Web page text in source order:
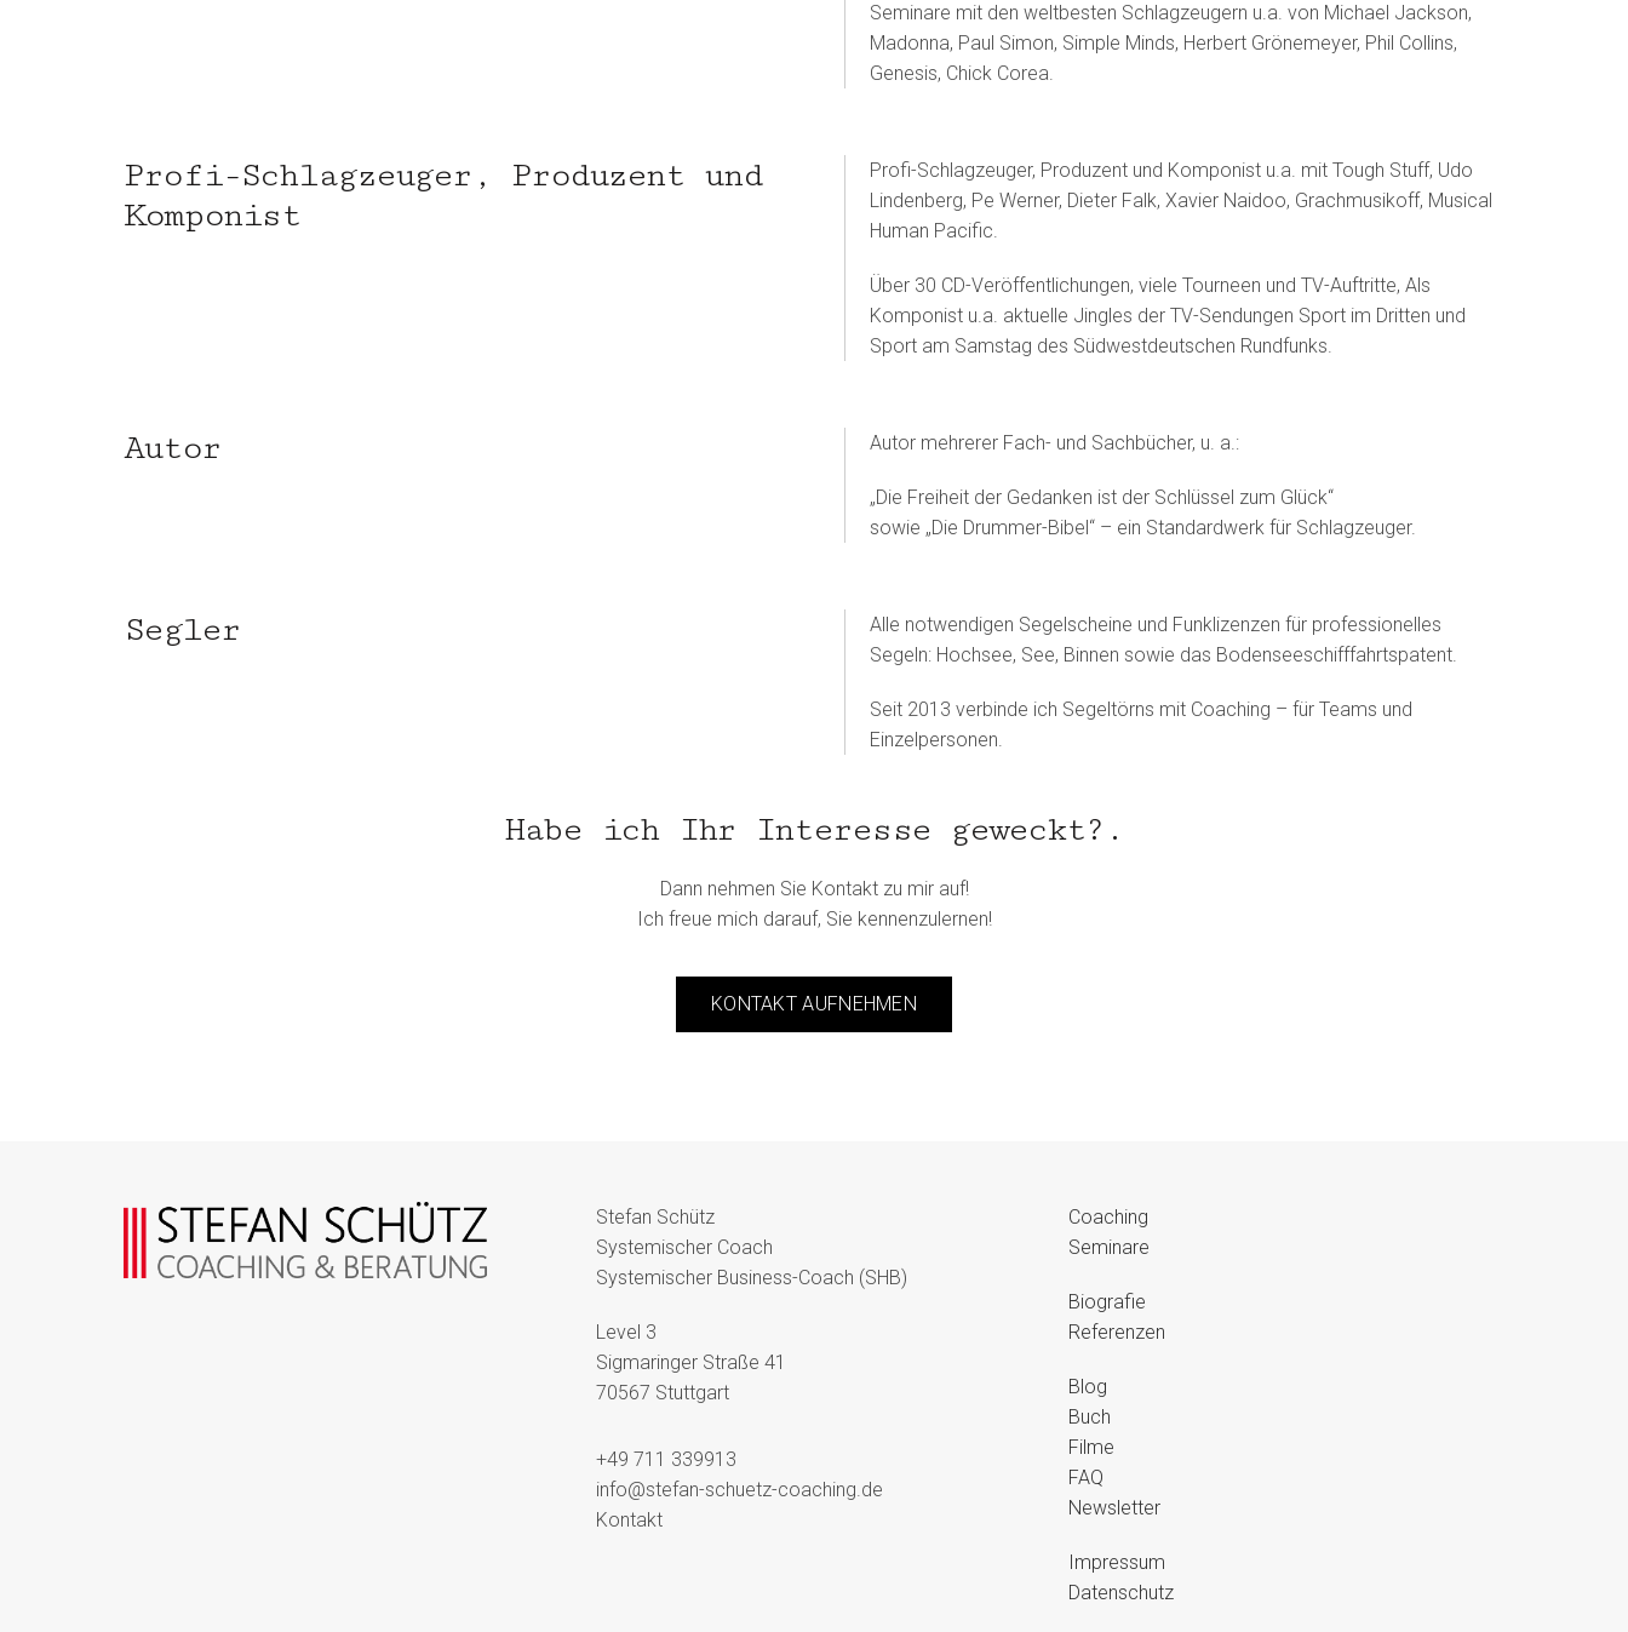
Seminare mit den weltbesten Schlagzeugern u.a. von Michael Jackson,
Madonna, Paul Simon, Simple Minds, Herbert Grönemeyer, Phil Collins,
Genesis, Chick Corea.
Profi-Schlagzeuger, Produzent und
Komponist
Profi-Schlagzeuger, Produzent und Komponist u.a. mit Tough Stuff, Udo
Lindenberg, Pe Werner, Dieter Falk, Xavier Naidoo, Grachmusikoff, Musical
Human Pacific.
Über 30 CD-Veröffentlichungen, viele Tourneen und TV-Auftritte, Als
Komponist u.a. aktuelle Jingles der TV-Sendungen Sport im Dritten und
Sport am Samstag des Südwestdeutschen Rundfunks.
Autor Autor mehrerer Fach- und Sachbücher, u. a.:
„Die Freiheit der Gedanken ist der Schlüssel zum Glück“
sowie „Die Drummer-Bibel“ – ein Standardwerk für Schlagzeuger.
Segler
Alle notwendigen Segelscheine und Funklizenzen für professionelles
Segeln: Hochsee, See, Binnen sowie das Bodenseeschifffahrtspatent.
Seit 2013 verbinde ich Segeltörns mit Coaching – für Teams und
Einzelpersonen.
Habe ich Ihr Interesse geweckt?.
Dann nehmen Sie Kontakt zu mir auf!
Ich freue mich darauf, Sie kennenzulernen!
KONTAKT AUFNEHMEN
Stefan Schütz
Systemischer Coach
Systemischer Business-Coach (SHB)
Level 3
Sigmaringer Straße 41
70567 Stuttgart
+49 711 339913
info@stefan-schuetz-coaching.de
Kontakt
Coaching
Seminare
Biografie
Referenzen
Blog
Buch
Filme
FAQ
Newsletter
Impressum
Datenschutz